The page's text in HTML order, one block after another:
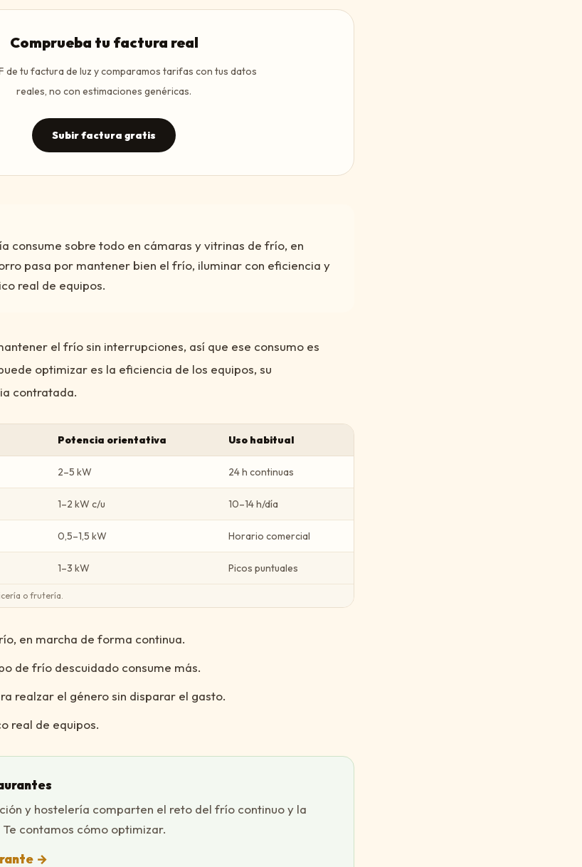
Comprueba tu factura real
de tu factura de luz y comparamos tarifas con tus datos
reales, no con estimaciones genéricas.
Subir factura gratis
consume sobre todo en cámaras y vitrinas de frío, en
pasa por mantener bien el frío, iluminar con eficiencia y
real de equipos.
el frío sin interrupciones, así que ese consumo es
optimizar es la eficiencia de los equipos, su
contratada.
Potencia orientativa Uso habitual
2–5 kW 24 h continuas
1–2 kW c/u 10–14 h/día
0,5–1,5 kW Horario comercial
1–3 kW Picos puntuales
o frutería.
en marcha de forma continua.
de frío descuidado consume más.
realzar el género sin disparar el gasto.
real de equipos.
y hostelería comparten el reto del frío continuo y la
contamos cómo optimizar.
→